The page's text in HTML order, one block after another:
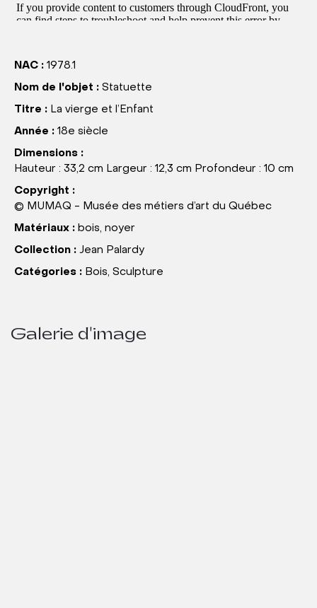
NAC : 1978.1
Nom de l'objet : Statuette
Titre : La vierge et l’Enfant
Année : 18e siècle
Dimensions :
Hauteur : 33,2 cm Largeur : 12,3 cm Profondeur : 10 cm
Copyright :
© MUMAQ - Musée des métiers d’art du Québec
Matériaux : bois, noyer
Collection : Jean Palardy
Catégories : Bois, Sculpture
Galerie d'image